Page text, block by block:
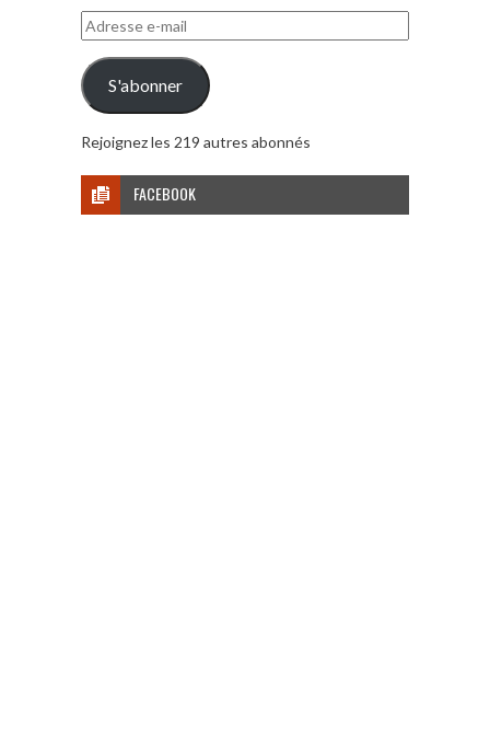
Adresse
e-
mail
S'abonner
Rejoignez les 219 autres abonnés
FACEBOOK